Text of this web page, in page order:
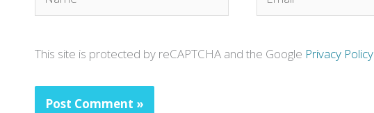
This site is protected by reCAPTCHA and the Google Privacy Policy